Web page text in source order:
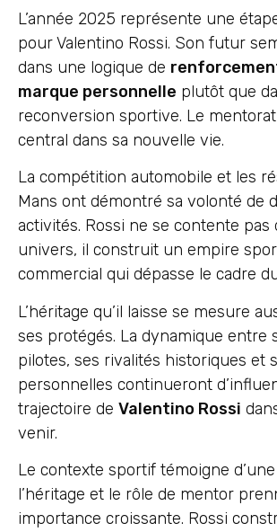
L’année 2025 représente une
pour Valentino Rossi. Son futur
dans une logique de
marque personnelle plutôt que
reconversion sportive. Le
central dans sa nouvelle vie.
La compétition automobile et les
Mans ont démontré sa volonté de
activités. Rossi ne se contente pas
univers, il construit un empire
commercial qui dépasse le cadre
L’héritage qu’il laisse se mesure
ses protégés. La dynamique entre
pilotes, ses rivalités historiques et
personnelles continueront
trajectoire de Valentino Rossi
venir.
Le contexte sportif témoigne
l’héritage et le rôle de mentor
importance croissante. Rossi